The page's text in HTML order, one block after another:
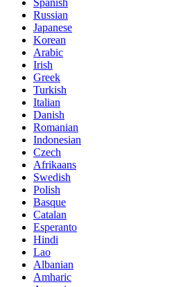
Spanish
Russian
Japanese
Korean
Arabic
Irish
Greek
Turkish
Italian
Danish
Romanian
Indonesian
Czech
Afrikaans
Swedish
Polish
Basque
Catalan
Esperanto
Hindi
Lao
Albanian
Amharic